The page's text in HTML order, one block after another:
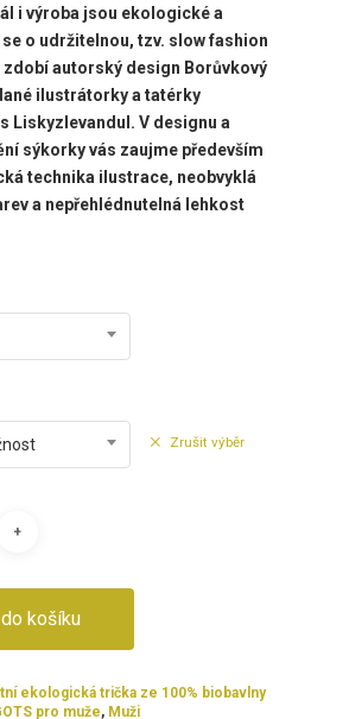
i výroba jsou ekologické a
o udržitelnou, tzv. slow fashion
autorský design Borůvkový
ilustrátorky a tatérky
Liskyzlevandul. V designu a
sýkorky vás zaujme především
technika ilustrace, neobvyklá
a nepřehlédnutelná lehkost
Zrušit výběr
košíku
ekologická trička ze 100% biobavlny
pro muže, Muži